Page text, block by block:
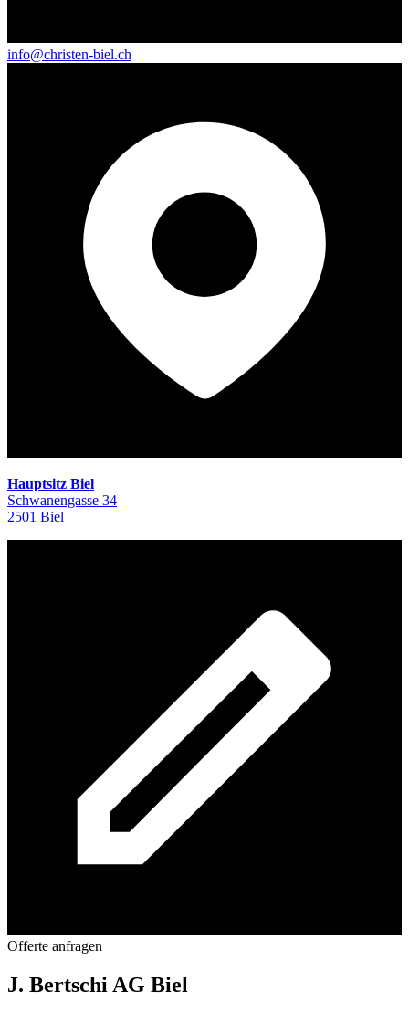
info@christen-biel.ch
Hauptsitz Biel
Schwanengasse 34
2501 Biel
Offerte anfragen
J. Bertschi AG Biel